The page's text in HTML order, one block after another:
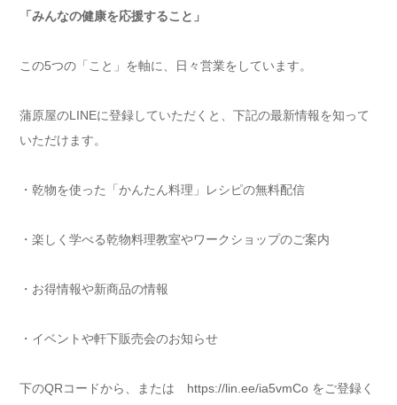
「みんなの健康を応援すること」
この5つの「こと」を軸に、日々営業をしています。
蒲原屋のLINEに登録していただくと、下記の最新情報を知って
いただけます。
・乾物を使った「かんたん料理」レシピの無料配信
・楽しく学べる乾物料理教室やワークショップのご案内
・お得情報や新商品の情報
・イベントや軒下販売会のお知らせ
下のQRコードから、または https://lin.ee/ia5vmCo をご登録く